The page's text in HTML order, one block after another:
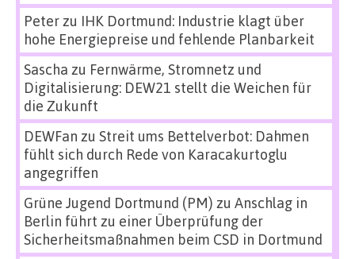
Peterzu IHK Dortmund: Industrie klagt über
hohe Energiepreise und fehlende Planbarkeit
Sascha zu Fernwärme, Stromnetz und
Digitalisierung: DEW21 stellt die Weichen für
die Zukunft
DEWFan zu Streit ums Bettelverbot: Dahmen
fühlt sich durch Rede von Karacakurtoglu
angegriffen
Grüne Jugend Dortmund (PM) zu Anschlag in
Berlin führt zu einer Überprüfung der
Sicherheitsmaßnahmen beim CSD in Dortmund